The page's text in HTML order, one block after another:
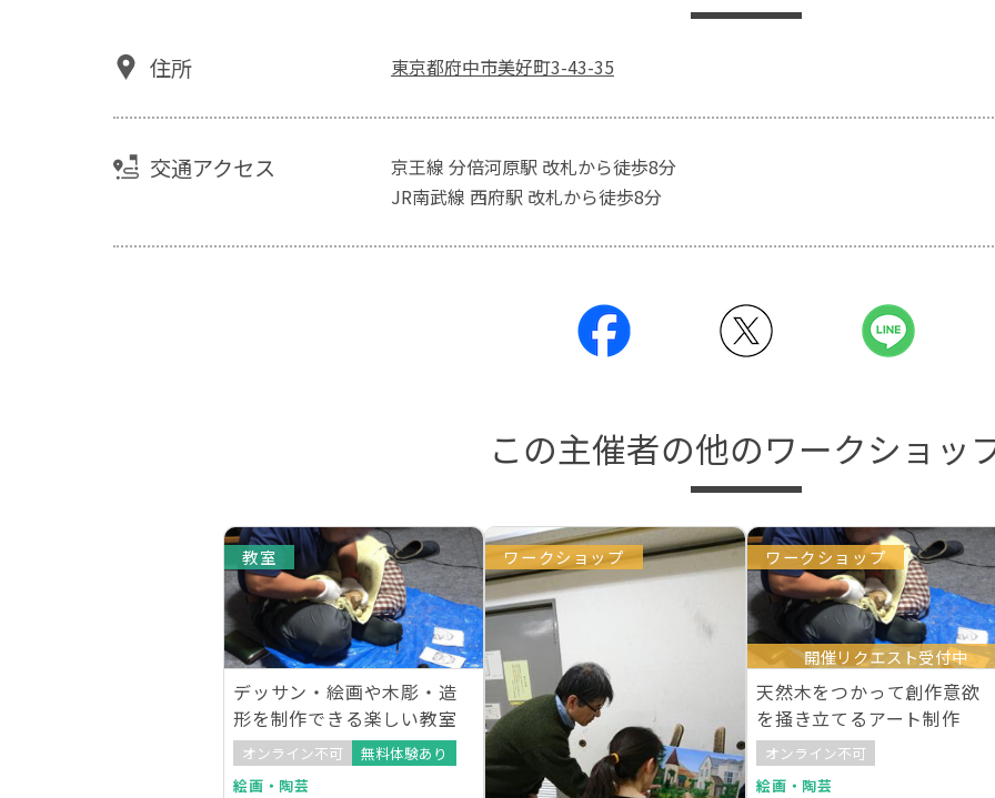
住所 東京都府中市美好町3-43-35
交通アクセス
京王線 分倍河原駅 改札から徒歩8分
JR南武線 西府駅 改札から徒歩8分
この主催者の他のワークショッ
教室
デッサン・絵画や木彫・造
形を制作できる楽しい教室
オンライン不可
無料体験あり
絵画・陶芸
ワークショップ ワークショップ
開催リクエスト受付中
天然木をつかって創作意欲
を掻き立てるアート制作
オンライン不可
絵画・陶芸